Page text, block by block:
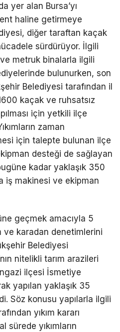
yer alan Bursa’yı
haline getirmeye
diğer taraftan kaçak
sürdürüyor. İlgili
metruk binalarla ilgili
bulunurken, son
Belediyesi tarafından il
kaçak ve ruhsatsız
için yetkili ilçe
zaman
için talepte bulunan ilçe
desteği de sağlayan
kadar yaklaşık 350
iş makinesi ve ekipman
geçmek amacıyla 5
ve karadan denetimlerini
Belediyesi
nitelikli tarım arazileri
ilçesi İsmetiye
yapılan yaklaşık 35
Söz konusu yapılarla ilgili
yıkım kararı
sürede yıkımların